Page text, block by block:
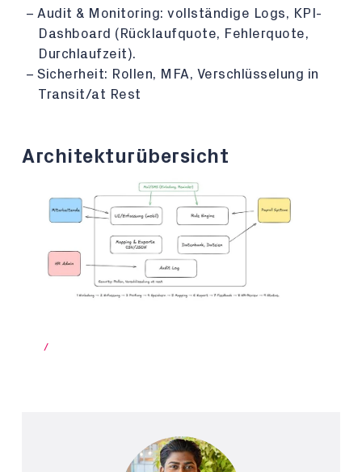
Audit & Monitoring: vollständige Logs, KPI-
Dashboard (Rücklaufquote, Fehlerquote,
Durchlaufzeit).
Sicherheit: Rollen, MFA, Verschlüsselung in
Transit/at Rest
Architekturübersicht
/